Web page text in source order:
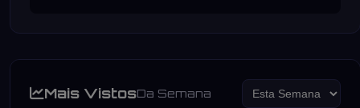
Mais VistosDa Semana